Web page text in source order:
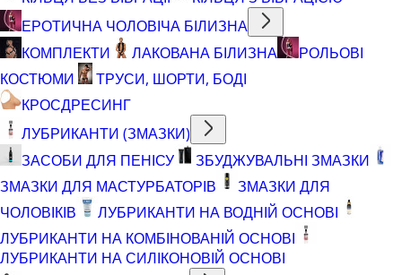
ЕРОТИЧНА ЧОЛОВІЧА БІЛИЗНА
КОМПЛЕКТИ
ЛАКОВАНА БІЛИЗНА
РОЛЬОВІ
КОСТЮМИ
ТРУСИ, ШОРТИ, БОДІ
КРОСДРЕСИНГ
ЛУБРИКАНТИ (ЗМАЗКИ)
ЗАСОБИ ДЛЯ ПЕНІСУ
ЗБУДЖУВАЛЬНІ ЗМАЗКИ
ЗМАЗКИ ДЛЯ МАСТУРБАТОРІВ
ЗМАЗКИ ДЛЯ
ЧОЛОВІКІВ
ЛУБРИКАНТИ НА ВОДНІЙ ОСНОВІ
ЛУБРИКАНТИ НА КОМБІНОВАНІЙ ОСНОВІ
ЛУБРИКАНТИ НА СИЛІКОНОВІЙ ОСНОВІ